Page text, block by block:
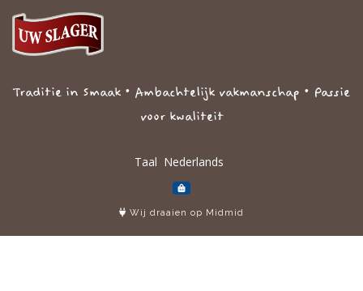
Traditie in Smaak • Ambachtelijk vakmanschap • Passie
voor kwaliteit
Taal
Wij draaien op Midmid